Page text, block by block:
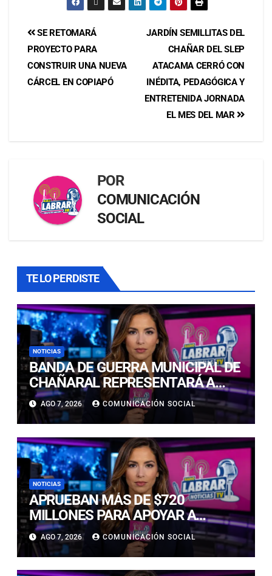
JARDÍN SEMILLITAS DEL
CHAÑAR DEL SLEP
ATACAMA CERRÓ CON
INÉDITA, PEDAGÓGICA Y
ENTRETENIDA JORNADA
EL MES DEL MAR
SE RETOMARÁ
PROYECTO PARA
CONSTRUIR UNA NUEVA
CÁRCEL EN COPIAPÓ
POR
COMUNICACIÓN
SOCIAL
TE LO PERDISTE
NOTICIAS
BANDA DE GUERRA MUNICIPAL DE
CHAÑARAL REPRESENTARÁ A
ATACAMA EN EL CAMPEONATO
NACIONAL ESCOLAR
AGO 7, 2026 COMUNICACIÓN SOCIAL
NOTICIAS
APRUEBAN MÁS DE $720
MILLONES PARA APOYAR A
EMPRESAS AFECTADAS POR LA
EMERGENCIA EN ATACAMA
AGO 7, 2026 COMUNICACIÓN SOCIAL